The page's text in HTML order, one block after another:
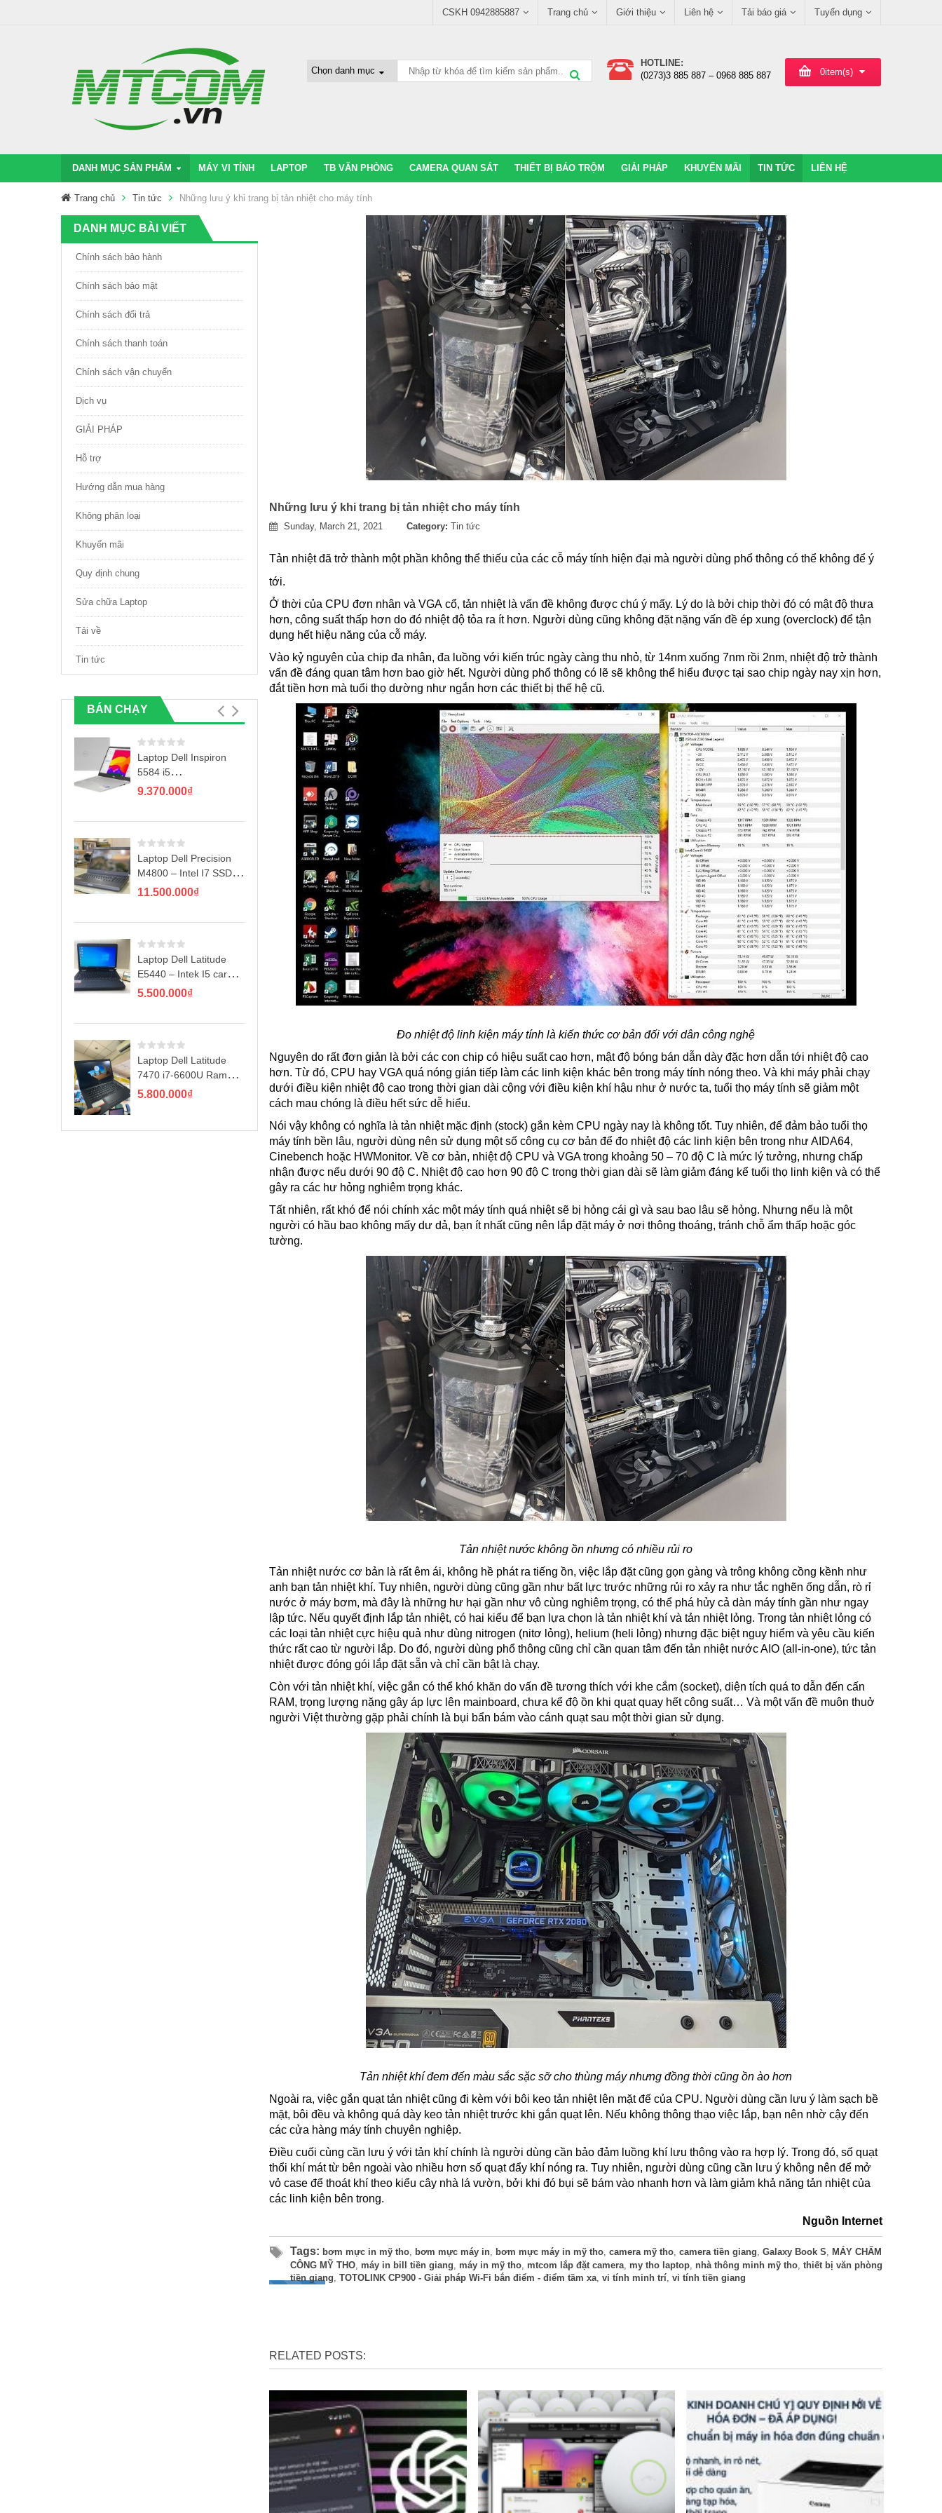
CSKH 0942885887 Trang chủ Giới thiệu Liên hệ Tải báo giá Tuyển dụng
0item(s)
HOTLINE:
(0273)3 885 887 – 0968 885 887
DANH MỤC SẢN PHẨM MÁY VI TÍNH LAPTOP TB VĂN PHÒNG CAMERA QUAN SÁT THIẾT BỊ BÁO TRỘM GIẢI PHÁP KHUYẾN MÃI TIN TỨC LIÊN HỆ
Trang chủ Tin tức Những lưu ý khi trang bị tản nhiệt cho máy tính
DANH MỤC BÀI VIẾT
Chính sách bảo hành
Chính sách bảo mật
Chính sách đổi trả
Chính sách thanh toán
Chính sách vận chuyển
Dịch vụ
GIẢI PHÁP
Hỗ trợ
Hướng dẫn mua hàng
Không phân loại
Khuyến mãi
Quy định chung
Sửa chữa Laptop
Tải về
Tin tức
BÁN CHẠY
Laptop Dell Inspiron
5584 i5
8265U/4GB/1TB/2GB
9.370.000₫
Laptop Dell Precision
M4800 – Intel I7 SSD
256GB
11.500.000₫
Laptop Dell Latitude
E5440 – Intek I5 card
rời GT720M
5.500.000₫
Laptop Dell Latitude
7470 i7-6600U Ram
8GB SSD 256GB
5.800.000₫
Những lưu ý khi trang bị tản nhiệt cho máy tính
Sunday, March 21, 2021 Category: Tin tức
Tản nhiệt đã trở thành một phần không thể thiếu của các cỗ máy tính hiện đại mà người dùng phổ thông có thể không để ý
tới.
Ở thời của CPU đơn nhân và VGA cổ, tản nhiệt là vấn đề không được chú ý mấy. Lý do là bởi chip thời đó có mật độ thưa
hơn, công suất thấp hơn do đó nhiệt độ tỏa ra ít hơn. Người dùng cũng không đặt nặng vấn đề ép xung (overclock) để tận
dụng hết hiệu năng của cỗ máy.
Vào kỷ nguyên của chip đa nhân, đa luồng với kiến trúc ngày càng thu nhỏ, từ 14nm xuống 7nm rồi 2nm, nhiệt độ trở thành
vấn đề đáng quan tâm hơn bao giờ hết. Người dùng phổ thông có lẽ sẽ không thể hiểu được tại sao chip ngày nay xịn hơn,
đắt tiền hơn mà tuổi thọ dường như ngắn hơn các thiết bị thế hệ cũ.
Đo nhiệt độ linh kiện máy tính là kiến thức cơ bản đối với dân công nghệ
Nguyên do rất đơn giản là bởi các con chip có hiệu suất cao hơn, mật độ bóng bán dẫn dày đặc hơn dẫn tới nhiệt độ cao
hơn. Từ đó, CPU hay VGA quá nóng gián tiếp làm các linh kiện khác bên trong máy tính nóng theo. Và khi máy phải chạy
dưới điều kiện nhiệt độ cao trong thời gian dài cộng với điều kiện khí hậu như ở nước ta, tuổi thọ máy tính sẽ giảm một
cách mau chóng là điều hết sức dễ hiểu.
Nói vậy không có nghĩa là tản nhiệt mặc định (stock) gắn kèm CPU ngày nay là không tốt. Tuy nhiên, để đảm bảo tuổi thọ
máy tính bền lâu, người dùng nên sử dụng một số công cụ cơ bản để đo nhiệt độ các linh kiện bên trong như AIDA64,
Cinebench hoặc HWMonitor. Về cơ bản, nhiệt độ CPU và VGA trong khoảng 50 – 70 độ C là mức lý tưởng, nhưng chấp
nhận được nếu dưới 90 độ C. Nhiệt độ cao hơn 90 độ C trong thời gian dài sẽ làm giảm đáng kể tuổi thọ linh kiện và có thể
gây ra các hư hỏng nghiêm trọng khác.
Tất nhiên, rất khó để nói chính xác một máy tính quá nhiệt sẽ bị hỏng cái gì và sau bao lâu sẽ hỏng. Nhưng nếu là một
người có hầu bao không mấy dư dả, bạn ít nhất cũng nên lắp đặt máy ở nơi thông thoáng, tránh chỗ ẩm thấp hoặc góc
tường.
Tản nhiệt nước không ồn nhưng có nhiều rủi ro
Tản nhiệt nước cơ bản là rất êm ái, không hề phát ra tiếng ồn, việc lắp đặt cũng gọn gàng và trông không cồng kềnh như
anh bạn tản nhiệt khí. Tuy nhiên, người dùng cũng gần như bất lực trước những rủi ro xảy ra như tắc nghẽn ống dẫn, rò rỉ
nước ở máy bơm, mà đây là những hư hại gần như vô cùng nghiêm trọng, có thể phá hủy cả dàn máy tính gần như ngay
lập tức. Nếu quyết định lắp tản nhiệt, có hai kiểu để bạn lựa chọn là tản nhiệt khí và tản nhiệt lỏng. Trong tản nhiệt lỏng có
các loại tản nhiệt cực hiệu quả như dùng nitrogen (nitơ lỏng), helium (heli lỏng) nhưng đặc biệt nguy hiểm và yêu cầu kiến
thức rất cao từ người lắp. Do đó, người dùng phổ thông cũng chỉ cần quan tâm đến tản nhiệt nước AIO (all-in-one), tức tản
nhiệt được đóng gói lắp đặt sẵn và chỉ cần bật là chạy.
Còn với tản nhiệt khí, việc gắn có thể khó khăn do vấn đề tương thích với khe cắm (socket), diện tích quá to dẫn đến cấn
RAM, trọng lượng nặng gây áp lực lên mainboard, chưa kể độ ồn khi quạt quay hết công suất… Và một vấn đề muôn thuở
người Việt thường gặp phải chính là bụi bẩn bám vào cánh quạt sau một thời gian sử dụng.
Tản nhiệt khí đem đến màu sắc sặc sỡ cho thùng máy nhưng đồng thời cũng ồn ào hơn
Ngoài ra, việc gắn quạt tản nhiệt cũng đi kèm với bôi keo tản nhiệt lên mặt đế của CPU. Người dùng cần lưu ý làm sạch bề
mặt, bôi đều và không quá dày keo tản nhiệt trước khi gắn quạt lên. Nếu không thông thạo việc lắp, bạn nên nhờ cậy đến
các cửa hàng máy tính chuyên nghiệp.
Điều cuối cùng cần lưu ý với tản khí chính là người dùng cần bảo đảm luồng khí lưu thông vào ra hợp lý. Trong đó, số quạt
thổi khí mát từ bên ngoài vào nhiều hơn số quạt đẩy khí nóng ra. Tuy nhiên, người dùng cũng cần lưu ý không nên để mở
vỏ case để thoát khí theo kiểu cây nhà lá vườn, bởi khi đó bụi sẽ bám vào nhanh hơn và làm giảm khả năng tản nhiệt của
các linh kiện bên trong.
Nguồn Internet
Tags: bơm mực in mỹ tho, bơm mực máy in, bơm mực máy in mỹ tho, camera mỹ tho, camera tiền giang, Galaxy Book S, MÁY CHẤM
CÔNG MỸ THO, máy in bill tiền giang, máy in mỹ tho, mtcom lắp đặt camera, my tho laptop, nhà thông minh mỹ tho, thiết bị văn phòng
tiền giang, TOTOLINK CP900 - Giải pháp Wi-Fi bắn điểm - điểm tầm xa​, vi tính minh trí, vi tính tiền giang
RELATED POSTS: